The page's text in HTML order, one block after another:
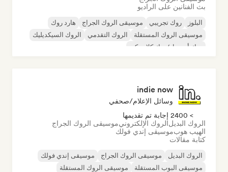
بث الفنانين على الراديو
البلوز روك تجريبي موسيقى الروك الجراج
هارد روك
موسيقى الروك المستقلة
الروك التقدمي
الروك السيكديليك
روك أند رول/روك كلاسيكي
indie now
وسائل الإعلام/صحفي
> 2400 إجابة تم تقديمها
الروك البديلالروك الإلكترونيموسيقى الروك الجراج
الهيب هوبموسيقى إندي فولك
كتابة مقالات
الروك البديل موسيقى الروك الجراج
موسيقى إندي فولك
موسيقى البوب المستقلة
موسيقى الروك المستقلة